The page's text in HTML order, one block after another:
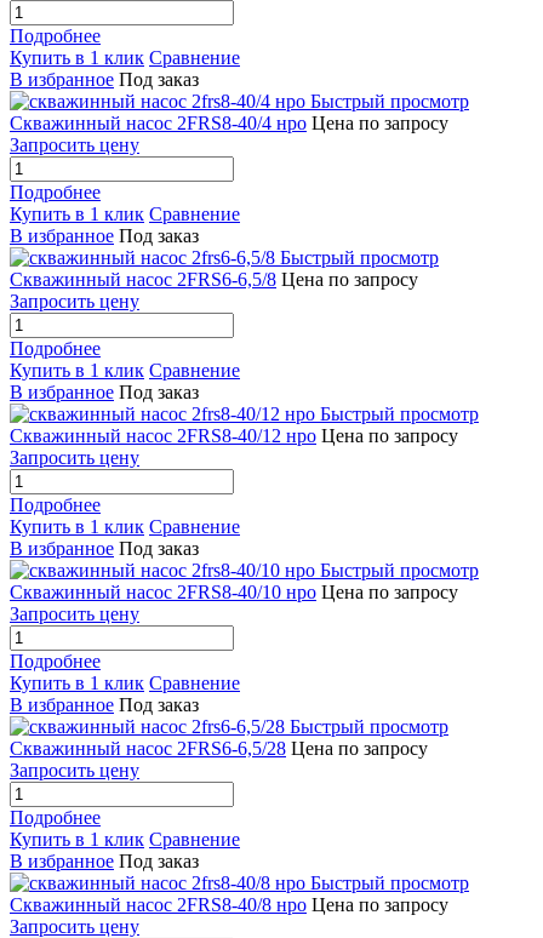
Подробнее
Купить в 1 клик Сравнение
В избранное Под заказ
Быстрый просмотр
Скважинный насос 2FRS8-40/4 нро Цена по запросу
Запросить цену
Подробнее
Купить в 1 клик Сравнение
В избранное Под заказ
Быстрый просмотр
Скважинный насос 2FRS6-6,5/8 Цена по запросу
Запросить цену
Подробнее
Купить в 1 клик Сравнение
В избранное Под заказ
Быстрый просмотр
Скважинный насос 2FRS8-40/12 нро Цена по запросу
Запросить цену
Подробнее
Купить в 1 клик Сравнение
В избранное Под заказ
Быстрый просмотр
Скважинный насос 2FRS8-40/10 нро Цена по запросу
Запросить цену
Подробнее
Купить в 1 клик Сравнение
В избранное Под заказ
Быстрый просмотр
Скважинный насос 2FRS6-6,5/28 Цена по запросу
Запросить цену
Подробнее
Купить в 1 клик Сравнение
В избранное Под заказ
Быстрый просмотр
Скважинный насос 2FRS8-40/8 нро Цена по запросу
Запросить цену